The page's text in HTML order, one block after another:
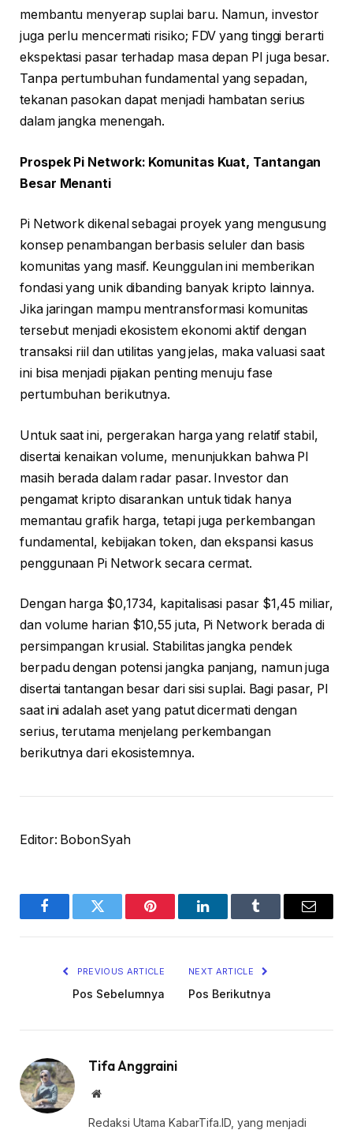
membantu menyerap suplai baru. Namun, investor
juga perlu mencermati risiko; FDV yang tinggi berarti
ekspektasi pasar terhadap masa depan PI juga besar.
Tanpa pertumbuhan fundamental yang sepadan,
tekanan pasokan dapat menjadi hambatan serius
dalam jangka menengah.
Prospek Pi Network: Komunitas Kuat, Tantangan
Besar Menanti
Pi Network dikenal sebagai proyek yang mengusung
konsep penambangan berbasis seluler dan basis
komunitas yang masif. Keunggulan ini memberikan
fondasi yang unik dibanding banyak kripto lainnya.
Jika jaringan mampu mentransformasi komunitas
tersebut menjadi ekosistem ekonomi aktif dengan
transaksi riil dan utilitas yang jelas, maka valuasi saat
ini bisa menjadi pijakan penting menuju fase
pertumbuhan berikutnya.
Untuk saat ini, pergerakan harga yang relatif stabil,
disertai kenaikan volume, menunjukkan bahwa PI
masih berada dalam radar pasar. Investor dan
pengamat kripto disarankan untuk tidak hanya
memantau grafik harga, tetapi juga perkembangan
fundamental, kebijakan token, dan ekspansi kasus
penggunaan Pi Network secara cermat.
Dengan harga $0,1734, kapitalisasi pasar $1,45 miliar,
dan volume harian $10,55 juta, Pi Network berada di
persimpangan krusial. Stabilitas jangka pendek
berpadu dengan potensi jangka panjang, namun juga
disertai tantangan besar dari sisi suplai. Bagi pasar, PI
saat ini adalah aset yang patut dicermati dengan
serius, terutama menjelang perkembangan
berikutnya dari ekosistemnya.
Editor: BobonSyah
FacebookTwitter Pinterest LinkedInTumblr Email
PREVIOUS ARTICLE
Pos Sebelumnya
NEXT ARTICLE
Pos Berikutnya
Tifa Anggraini
Website
Redaksi Utama KabarTifa.ID, yang menjadi